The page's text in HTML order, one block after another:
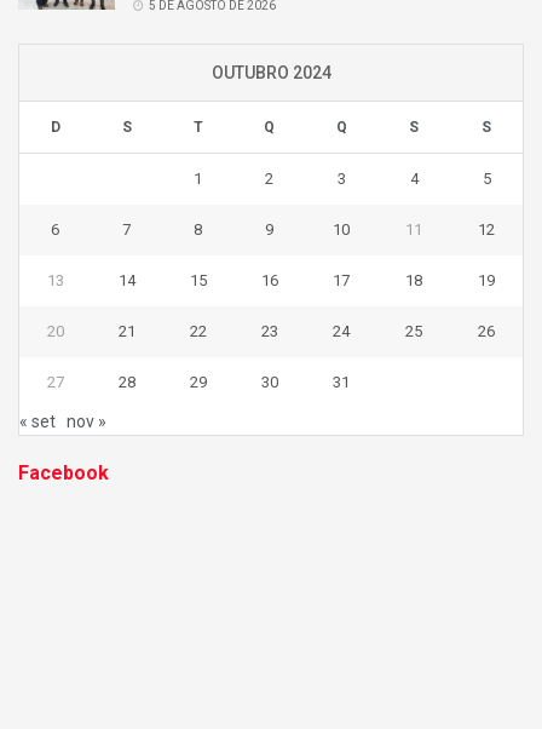
5 DE AGOSTO DE 2026
OUTUBRO 2024
D S T Q Q S S
1 2 3 4 5
6 7 8 9 10 11 12
13 14 15 16 17 18 19
20 21 22 23 24 25 26
27 28 29 30 31
« set nov »
Facebook